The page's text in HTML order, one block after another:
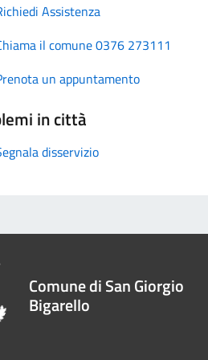
Assistenza
il comune 0376 273111
un appuntamento
in città
disservizio
Comune di San Giorgio
Bigarello